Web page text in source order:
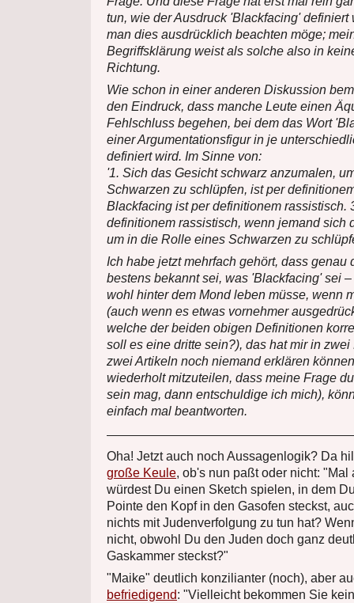
tun, wie der Ausdruck 'Blackfacing' definiert
man dies ausdrücklich beachten möge;
Begriffsklärung weist als solche also in
Richtung.
Wie schon in einer anderen Diskussion
den Eindruck, dass manche Leute einen
Fehlschluss begehen, bei dem das Wort
einer Argumentationsfigur in je
definiert wird. Im Sinne von:
'1. Sich das Gesicht schwarz anzumalen,
Schwarzen zu schlüpfen, ist per
Blackfacing ist per definitionem rassistisch.
definitionem rassistisch, wenn jemand sich
um in die Rolle eines Schwarzen zu
Ich habe jetzt mehrfach gehört, dass genau
bestens bekannt sei, was 'Blackfacing' sei
wohl hinter dem Mond leben müsse, wenn
(auch wenn es etwas vornehmer
welche der beiden obigen Definitionen
soll es eine dritte sein?), das hat mir in
zwei Artikeln noch niemand erklären
wiederholt mitzuteilen, dass meine Frage
sein mag, dann entschuldige ich mich),
einfach mal beantworten.
Oha! Jetzt auch noch Aussagenlogik? Da
große Keule, ob's nun paßt oder nicht: "Mal
würdest Du einen Sketch spielen, in dem
Pointe den Kopf in den Gasofen steckst,
nichts mit Judenverfolgung zu tun hat?
nicht, obwohl Du den Juden doch ganz
Gaskammer steckst?"
"Maike" deutlich konzilianter (noch), aber
befriedigend: "Vielleicht bekommen Sie